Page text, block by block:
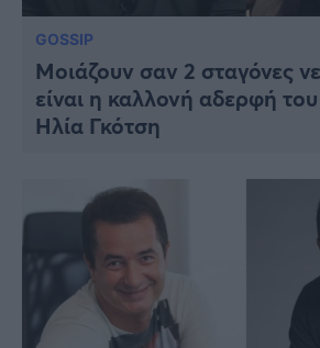
GOSSIP
Μοιάζουν σαν 2 σταγόνες
είναι η καλλονή αδερφή
Ηλία Γκότση